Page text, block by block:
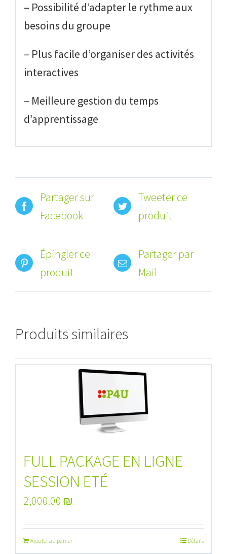
– Possibilité d’adapter le rythme aux
besoins du groupe
– Plus facile d’organiser des activités
interactives
– Meilleure gestion du temps
d’apprentissage
Partager sur
Facebook
Tweeter ce
produit
Épingler ce
produit
Partager par
Mail
Produits similaires
FULL PACKAGE EN LIGNE
SESSION ETÉ
2,000.00 ₪
Ajouter au panier Détails